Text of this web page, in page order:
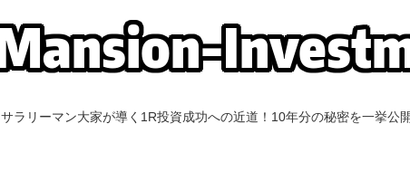
サラリーマン大家が導く1R投資成功への近道！10年分の秘密を一挙公